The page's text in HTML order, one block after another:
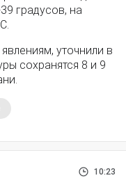
градусов, на
уточнили в
сохранятся 8 и 9
10:23